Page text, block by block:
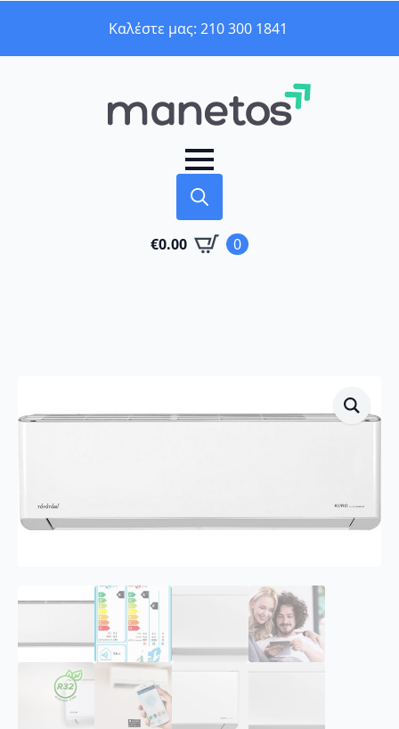
Καλέστε μας: 210 300 1841
for:
€0.00 0